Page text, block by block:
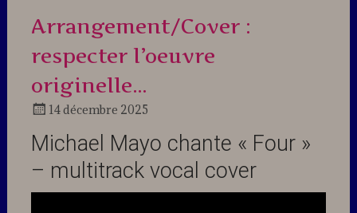
Arrangement/Cover :
respecter l’oeuvre
originelle…
14 décembre 2025
Jazz
Michael Mayo chante « Four »
– multitrack vocal cover